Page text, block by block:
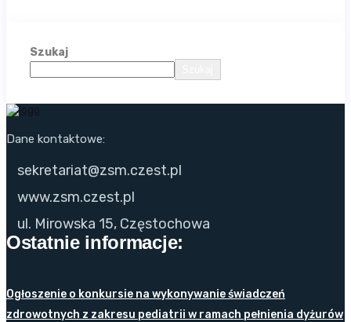
Szukaj
Dane kontaktowe:
sekretariat@zsm.czest.pl
www.zsm.czest.pl
ul. Mirowska 15, Częstochowa
Ostatnie informacje:
Ogłoszenie o konkursie na wykonywanie świadczeń
zdrowotnych z zakresu pediatrii w ramach pełnienia dyżurów